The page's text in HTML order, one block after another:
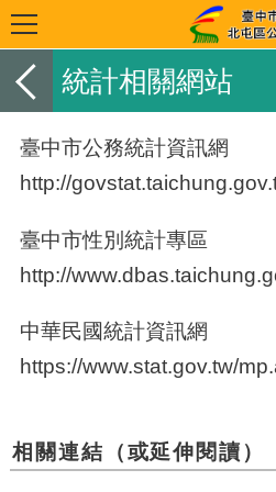
統計相關網站
臺中市公務統計資訊網
http://
臺中市性別統計專區
http://
中華民國統計資訊網
https://www.stat.gov.tw/
相關連結（或延伸閱讀）